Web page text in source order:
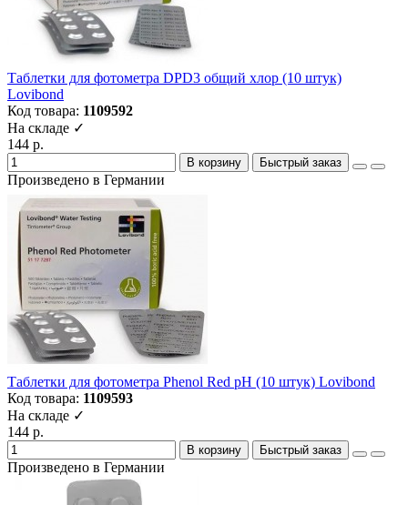
Таблетки для фотометра DPD3 общий хлор (10 штук)
Lovibond
Код товара: 1109592
На складе ✓
144 р.
В корзину Быстрый заказ
Произведено в Германии
Таблетки для фотометра Phenol Red рН (10 штук) Lovibond
Код товара: 1109593
На складе ✓
144 р.
В корзину Быстрый заказ
Произведено в Германии